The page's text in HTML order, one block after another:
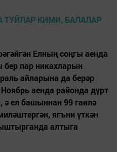
Елның соңгы аенда
бер пар никахларын
айларына да берәр
Ноябрь аенда районда дүрт
ә ел башыннан 99 гаилә
ягъни үткән
алтыга